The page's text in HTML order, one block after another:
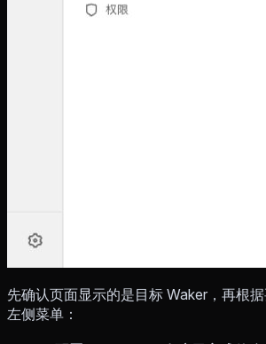
先确认页面显示的是目标 Waker，再根
左侧菜单：